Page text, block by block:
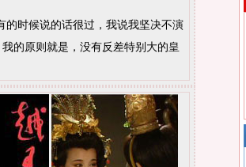
时候说的话很过，我说我坚决不演
的原则就是，没有反差特别大的皇